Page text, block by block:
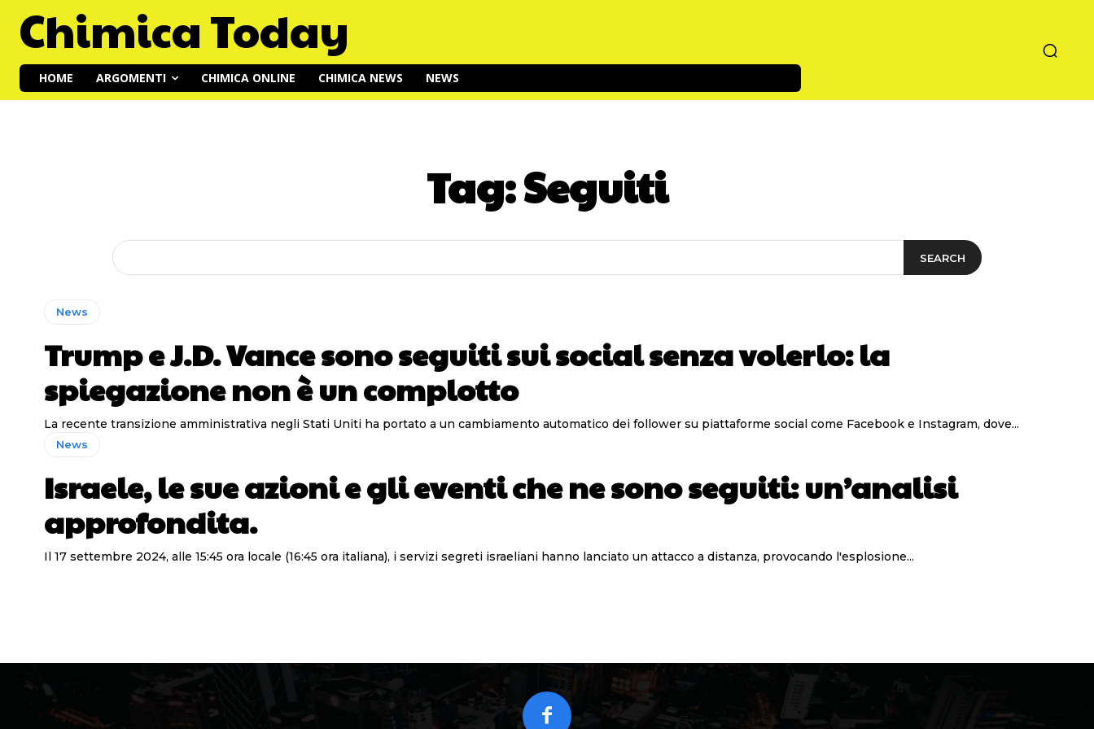
Chimica Today
HOME ARGOMENTI CHIMICA ONLINE CHIMICA NEWS NEWS
Tag:Seguiti
SEARCH
News
Trump e J.D. Vance sono seguiti sui social senza volerlo: la
spiegazione non è un complotto
La recente transizione amministrativa negli Stati Uniti ha portato a un cambiamento automatico dei follower su piattaforme social come Facebook e Instagram, dove...
News
Israele, le sue azioni e gli eventi che ne sono seguiti: un’analisi
approfondita.
Il 17 settembre 2024, alle 15:45 ora locale (16:45 ora italiana), i servizi segreti israeliani hanno lanciato un attacco a distanza, provocando l'esplosione...